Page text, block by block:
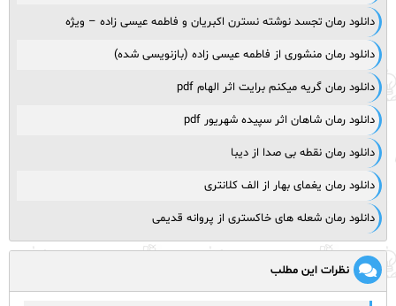
دانلود رمان تجسد نوشته نسترن اکبریان و فاطمه عیسی زاده – ویژه
دانلود رمان منشوری از فاطمه عیسی زاده (بازنویسی شده)
دانلود رمان گریه میکنم برایت اثر الهام pdf
دانلود رمان شاهان اثر سپیده شهریور pdf
دانلود رمان نقطه بی صدا از دیبا
دانلود رمان یغمای بهار از الف کلانتری
دانلود رمان شعله های خاکستری از پروانه قدیمی
نظرات این مطلب